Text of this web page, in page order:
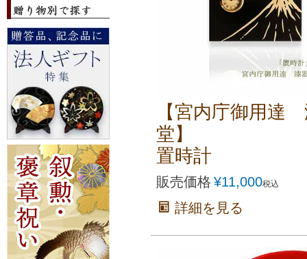
【宮内庁御用達
堂】
置時計
販売価格 ¥11,000税込
詳細を見る